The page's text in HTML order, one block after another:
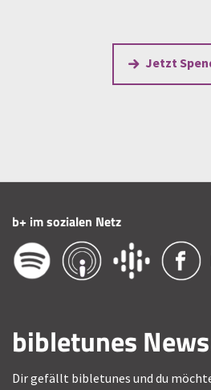
Jetzt
b+ im sozialen Netz
bibletunes
Dir gefällt bibletunes und du